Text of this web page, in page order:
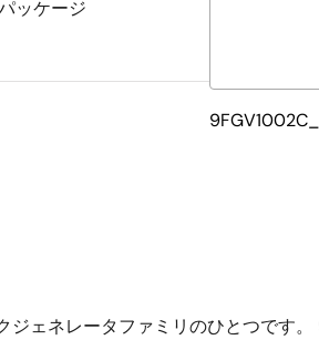
ッケージ
ェネレータファミリのひとつです